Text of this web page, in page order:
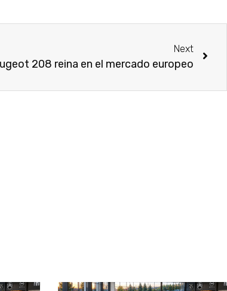
Next
208 reina en el mercado europeo